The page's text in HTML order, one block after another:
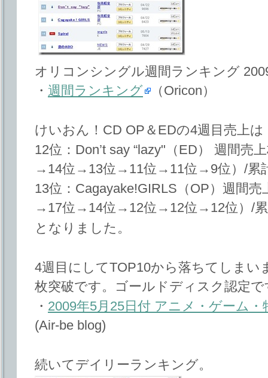
オリコンシングル週間ランキング
・ 週間ランキング （Oricon）
けいおん！CD OP＆EDの4週目売上は
12位：Don’t say “lazy"（ED） 週間売
→14位→13位→11位→11位→9位）/累
13位：Cagayake!GIRLS（OP）週間
→17位→14位→12位→12位→12位）/累
となりました。
4週目にしてTOP10から落ちてしまい
枚突破です。ゴールドディスク認定で
・ 2009年5月25日付 アニメ・ゲーム
(Air-be blog)
続いてデイリーランキング。